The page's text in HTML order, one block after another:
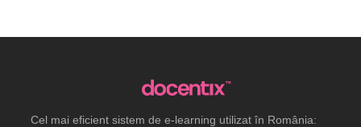
Cel mai eficient sistem de e-learning utilizat în România: